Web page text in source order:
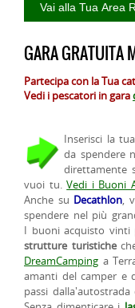
GARA GRATUITA
Partecipa con la Tua
Vedi i pescatori in gara
Inserisci la
da spendere
direttamente
vuoi tu.Vedi i Buoni
Anche su Decathlon,
spendere nel più
I buoni acquisto vinti
strutture turistiche
DreamCamping a
amanti del camper e
passi dalla'autostrada